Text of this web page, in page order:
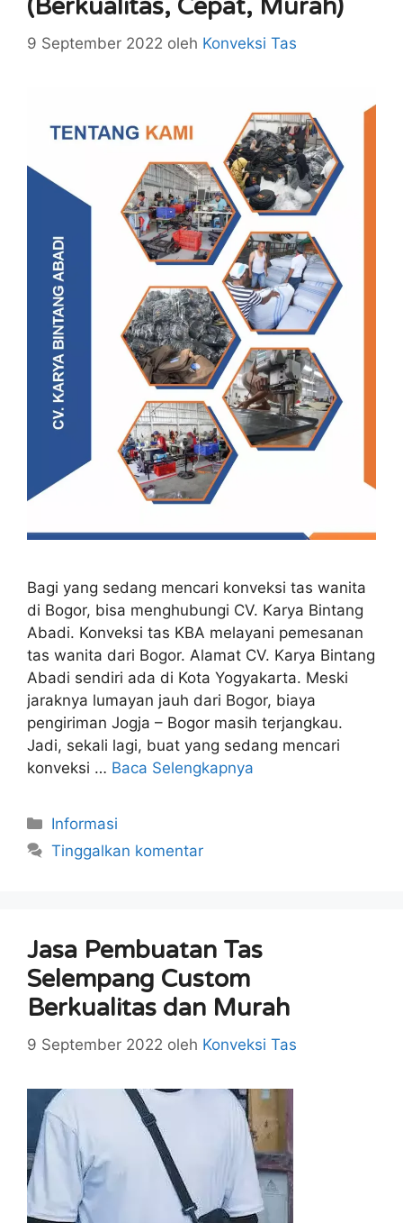
(Berkualitas, Cepat, Murah)
9 September 2022 oleh Konveksi Tas
Bagi yang sedang mencari konveksi tas wanita
di Bogor, bisa menghubungi CV. Karya Bintang
Abadi. Konveksi tas KBA melayani pemesanan
tas wanita dari Bogor. Alamat CV. Karya Bintang
Abadi sendiri ada di Kota Yogyakarta. Meski
jaraknya lumayan jauh dari Bogor, biaya
pengiriman Jogja – Bogor masih terjangkau.
Jadi, sekali lagi, buat yang sedang mencari
konveksi … Baca Selengkapnya
Kategori
Informasi
Tinggalkan komentar
Jasa Pembuatan Tas
Selempang Custom
Berkualitas dan Murah
9 September 2022 oleh Konveksi Tas